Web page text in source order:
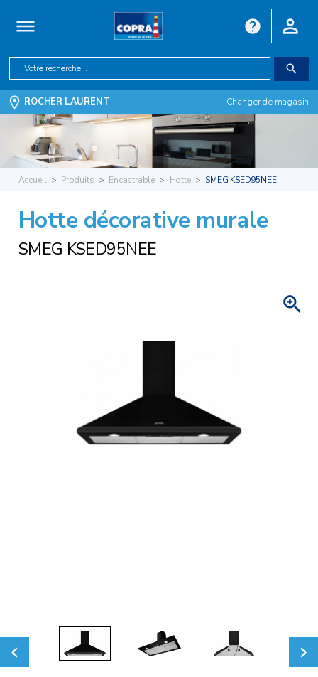
ROCHER LAURENT Changer de magasin
Accueil Produits Encastrable Hotte SMEG KSED95NEE
Hotte décorative murale
SMEG KSED95NEE